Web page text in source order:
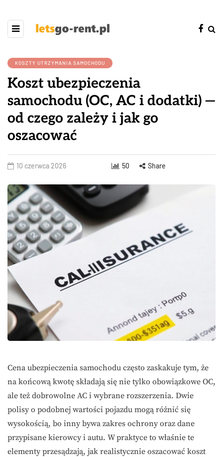
KOSZTY UTRZYMANIA SAMOCHODU
Koszt ubezpieczenia
samochodu (OC, AC i dodatki) —
od czego zależy i jak go
oszacować
10 czerwca 2026 50 Share
Cena ubezpieczenia samochodu często zaskakuje tym, że
na końcową kwotę składają się nie tylko obowiązkowe OC,
ale też dobrowolne AC i wybrane rozszerzenia. Dwie
polisy o podobnej wartości pojazdu mogą różnić się
wysokością, bo inny bywa zakres ochrony oraz dane
przypisane kierowcy i autu. W praktyce to właśnie te
elementy przesądzają, jak realistycznie oszacować koszt